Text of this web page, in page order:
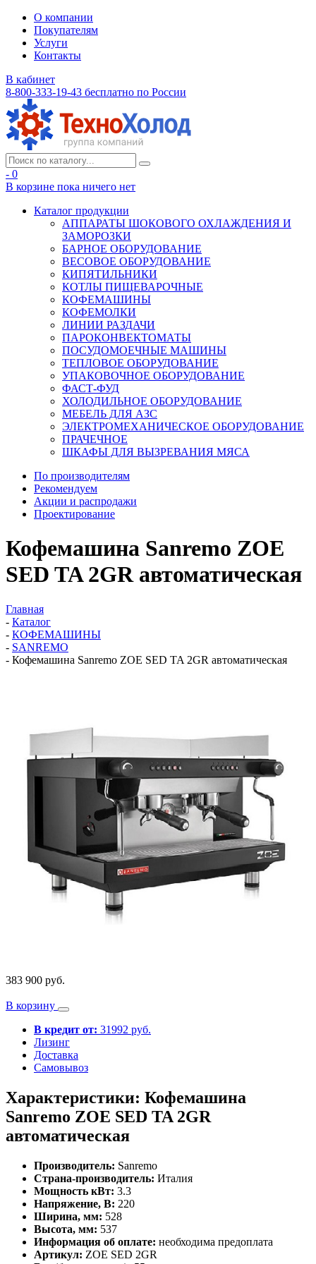
О компании
Покупателям
Услуги
Контакты
В кабинет
8-800-333-19-43 бесплатно по России
- 0
В корзине пока ничего нет
Каталог продукции
АППАРАТЫ ШОКОВОГО ОХЛАЖДЕНИЯ И
ЗАМОРОЗКИ
БАРНОЕ ОБОРУДОВАНИЕ
ВЕСОВОЕ ОБОРУДОВАНИЕ
КИПЯТИЛЬНИКИ
КОТЛЫ ПИЩЕВАРОЧНЫЕ
КОФЕМАШИНЫ
КОФЕМОЛКИ
ЛИНИИ РАЗДАЧИ
ПАРОКОНВЕКТОМАТЫ
ПОСУДОМОЕЧНЫЕ МАШИНЫ
ТЕПЛОВОЕ ОБОРУДОВАНИЕ
УПАКОВОЧНОЕ ОБОРУДОВАНИЕ
ФАСТ-ФУД
ХОЛОДИЛЬНОЕ ОБОРУДОВАНИЕ
МЕБЕЛЬ ДЛЯ АЗС
ЭЛЕКТРОМЕХАНИЧЕСКОЕ ОБОРУДОВАНИЕ
ПРАЧЕЧНОЕ
ШКАФЫ ДЛЯ ВЫЗРЕВАНИЯ МЯСА
По производителям
Рекомендуем
Акции и распродажи
Проектирование
Кофемашина Sanremo ZOE
SED TA 2GR автоматическая
Главная
- Каталог
- КОФЕМАШИНЫ
- SANREMO
- Кофемашина Sanremo ZOE SED TA 2GR автоматическая
383 900 руб.
В корзину
В кредит от: 31992 руб.
Лизинг
Доставка
Самовывоз
Характеристики: Кофемашина
Sanremo ZOE SED TA 2GR
автоматическая
Производитель: Sanremo
Страна-производитель: Италия
Мощность кВт: 3.3
Напряжение, В: 220
Ширина, мм: 528
Высота, мм: 537
Информация об оплате: необходима предоплата
Артикул: ZOE SED 2GR